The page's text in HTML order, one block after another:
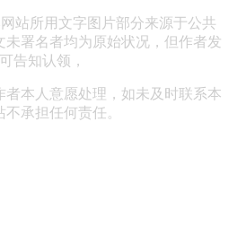
站所用文字图片部分来源于公共
未署名者均为原始状况，但作者发
告知认领，
本人意愿处理，如未及时联系本
不承担任何责任。